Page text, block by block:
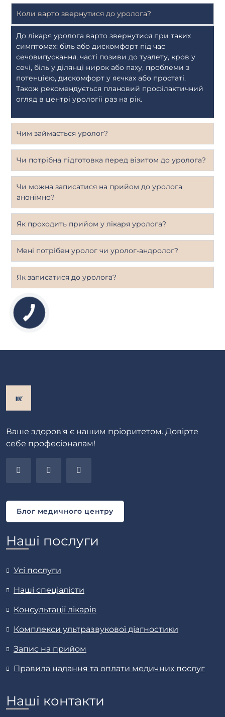
Коли варто звернутися до уролога?
До лікаря уролога варто звернутися при таких
симптомах: біль або дискомфорт під час
сечовипускання, часті позиви до туалету, кров у
сечі, біль у ділянці нирок або паху, проблеми з
потенцією, дискомфорт у яєчках або простаті.
Також рекомендується плановий профілактичний
огляд в центрі урології раз на рік.
Чим займається уролог?
Чи потрібна підготовка перед візитом до уролога?
Чи можна записатися на прийом до уролога
анонімно?
Як проходить прийом у лікаря уролога?
Мені потрібен уролог чи уролог-андролог?
Як записатися до уролога?
Ваше здоров'я є нашим пріоритетом. Довірте
себе професіоналам!
Блог медичного центру
Наші послуги
Усі послуги
Наші спеціалісти
Консультації лікарів
Комплекси ультразвукової діагностики
Запис на прийом
Правила надання та оплати медичних послуг
Наші контакти